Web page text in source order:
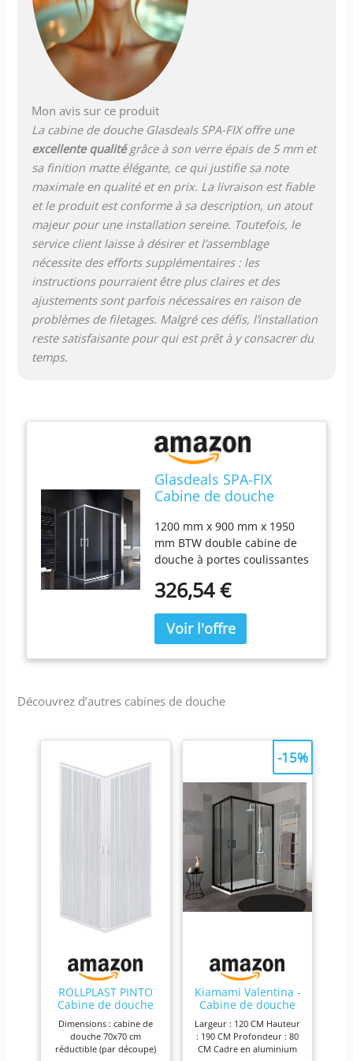
Mon avis sur ce produit
La cabine de douche Glasdeals SPA-FIX offre une
excellente qualitégrâce à son verre épais de 5 mm et
sa finition matte élégante, ce qui justifie sa note
maximale en qualité et en prix. La livraison est fiable
et le produit est conforme à sa description, un atout
majeur pour une installation sereine. Toutefois, le
service client laisse à désirer et l’assemblage
nécessite des efforts supplémentaires : les
instructions pourraient être plus claires et des
ajustements sont parfois nécessaires en raison de
problèmes de filetages. Malgré ces défis, l’installation
reste satisfaisante pour qui est prêt à y consacrer du
temps.
Glasdeals SPA-FIX
Cabine de douche
coulissante en verre 90
x 90 cm,
120*90*195cm ohne
Duschtasse
1200 mm x 900 mm x 1950
mm BTW double cabine de
douche à portes coulissantes
selon la norme BS EN 12150
l'accès de 380 mm Garantie
12 ans après achat
Attention.: sans receveur de
326,54 €
Découvrez d’autres cabines de douche
ROLLPLAST PINTO
Cabine de douche
pliante Liberté, en
PVC blanc pastel,
gain place,
fabriquée Italie,
Dimensions : cabine de
douche 70x70 cm
réductible (par découpe)
Kiamami Valentina -
Cabine de douche
80x120 profil noir
mat verre clair |
City
Largeur : 120 CM Hauteur
: 190 CM Profondeur : 80
CM Cadre en aluminium
-15%